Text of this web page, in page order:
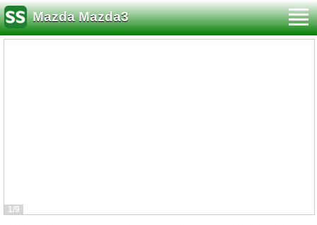
Mazda Mazda3
1/9